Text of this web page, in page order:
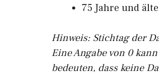
75 Jahre und
Hinweis: Stichtag der
Eine Angabe von 0
bedeuten, dass keine